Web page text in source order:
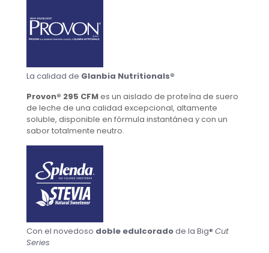
La calidad de Glanbia Nutritionals®
Provon® 295 CFMes un aislado de proteína de suero
de leche de una calidad excepcional, altamente
soluble, disponible en fórmula instantánea y con un
sabor totalmente neutro.
Con el novedoso doble edulcoradode la Big®Cut
Series